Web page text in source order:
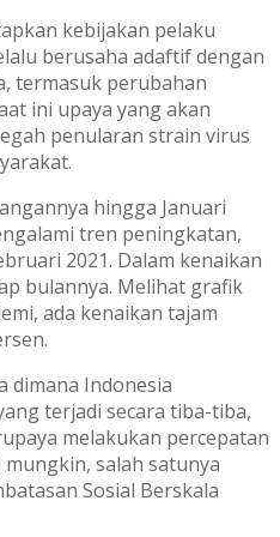
kebijakan pelaku
berusaha adaftif dengan
termasuk perubahan
ini upaya yang akan
penularan strain virus
hingga Januari
tren peningkatan,
2021. Dalam kenaikan
bulannya. Melihat grafik
ada kenaikan tajam
dimana Indonesia
terjadi secara tiba-tiba,
melakukan percepatan
salah satunya
Sosial Berskala